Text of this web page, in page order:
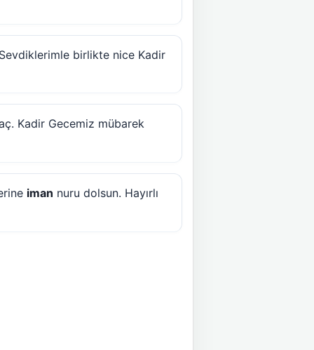
Sevdiklerimle birlikte nice Kadir
Kadir Gecemiz mübarek
iman nuru dolsun. Hayırlı